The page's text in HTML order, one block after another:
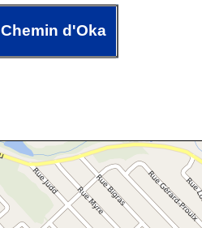
Chemin d'Oka